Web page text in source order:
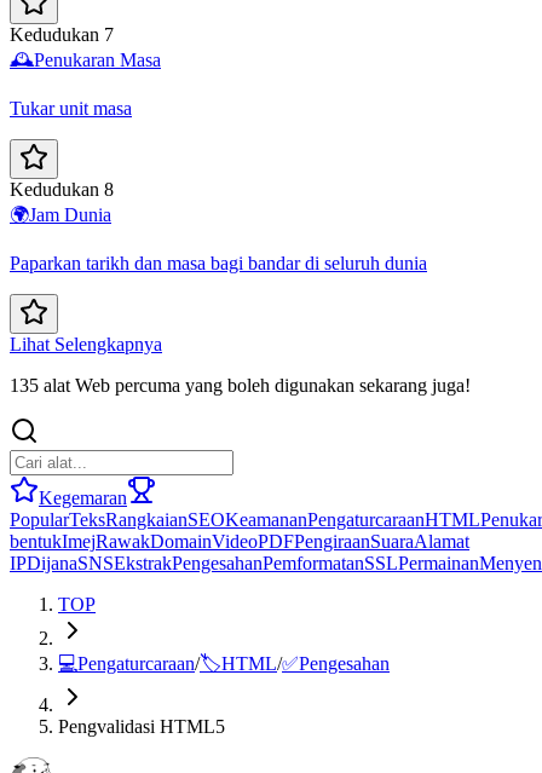
Kedudukan 7
🕰️Penukaran Masa
Tukar unit masa
Kedudukan 8
🌍Jam Dunia
Paparkan tarikh dan masa bagi bandar di seluruh dunia
Lihat Selengkapnya
135 alat Web percuma yang boleh digunakan sekarang juga!
Kegemaran
PopularTeksRangkaianSEOKeamananPengaturcaraanHTML
bentukImejRawakDomainVideoPDFPengiraanSuaraAlamat
IPDijanaSNSEkstrakPengesahanPemformatanSSLPermainan
TOP
💻Pengaturcaraan/🏷️HTML/✅Pengesahan
Pengvalidasi HTML5